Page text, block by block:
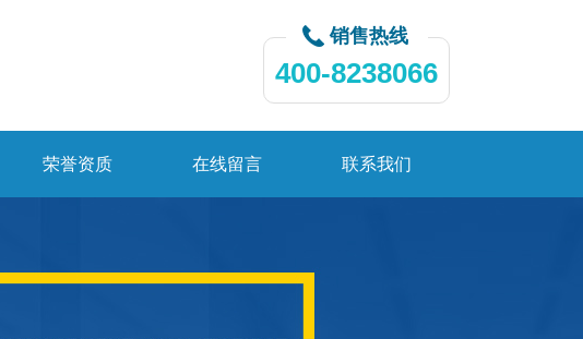
销售热线
400-8238066
荣誉资质 在线留言 联系我们